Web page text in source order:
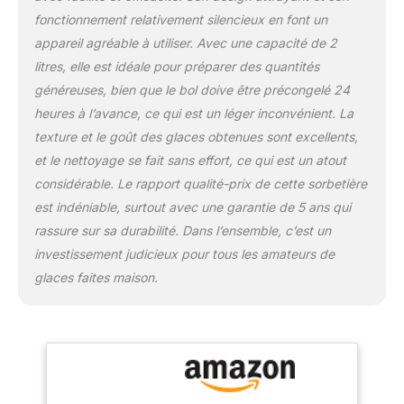
de plaisir ! Qu'il s'agisse
de noix croquantes, de
de morceaux de fruits
juteux, chaque bouchée
sera une surprise.
PLAISIR INSTANTANÉ :
grâce à sa facilité
d'utilisation, vos délices
glacés sont prêts en 25
minutes seulement - il
suffit d'allumer l'appareil
et d'ajouter des
d'un goût et d'une
fraîcheur incomparables
grâce à l'utilisation
fonctionnement relativement silencieux en font un
appareil agréable à utiliser. Avec une capacité de 2
litres, elle est idéale pour préparer des quantités
généreuses, bien que le bol doive être précongelé 24
heures à l’avance, ce qui est un léger inconvénient. La
texture et le goût des glaces obtenues sont excellents,
et le nettoyage se fait sans effort, ce qui est un atout
considérable. Le rapport qualité-prix de cette sorbetière
est indéniable, surtout avec une garantie de 5 ans qui
rassure sur sa durabilité. Dans l’ensemble, c’est un
investissement judicieux pour tous les amateurs de
glaces faites maison.